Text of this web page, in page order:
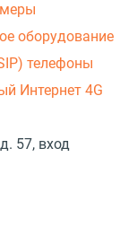
оборудование
телефоны
Интернет 4G
57, вход